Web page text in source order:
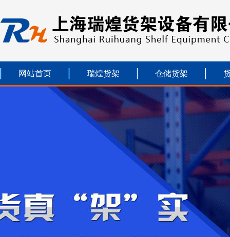
网站首页 瑞煌货架 仓储货架